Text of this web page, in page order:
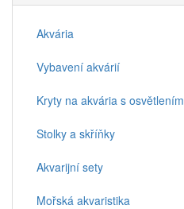
Akvária
Vybavení akvárií
Kryty na akvária s osvětlením
Stolky a skříňky
Akvarijní sety
Mořská akvaristika